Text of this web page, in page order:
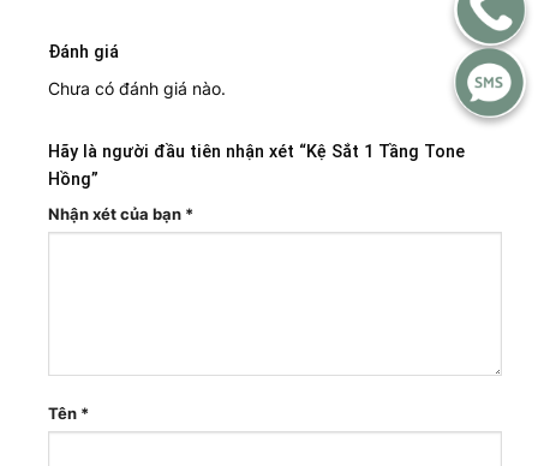
Đánh giá
Chưa có đánh giá nào.
Hãy là người đầu tiên nhận xét “Kệ Sắt 1 Tầng Tone
Hồng”
Nhận xét của bạn *
Tên *